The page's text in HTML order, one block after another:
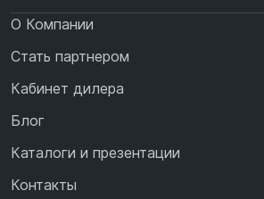
О Компании
Стать партнером
Кабинет дилера
Блог
Каталоги и презентации
Контакты